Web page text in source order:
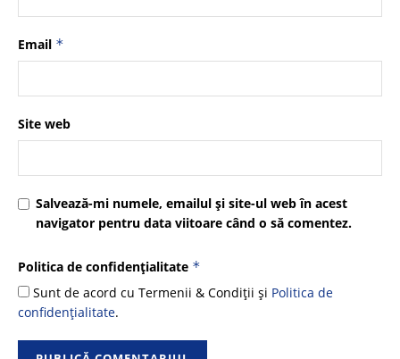
Email *
Site web
Salvează-mi numele, emailul și site-ul web în acest
navigator pentru data viitoare când o să comentez.
Politica de confidențialitate *
Sunt de acord cu Termenii & Condiții și Politica de
confidențialitate.